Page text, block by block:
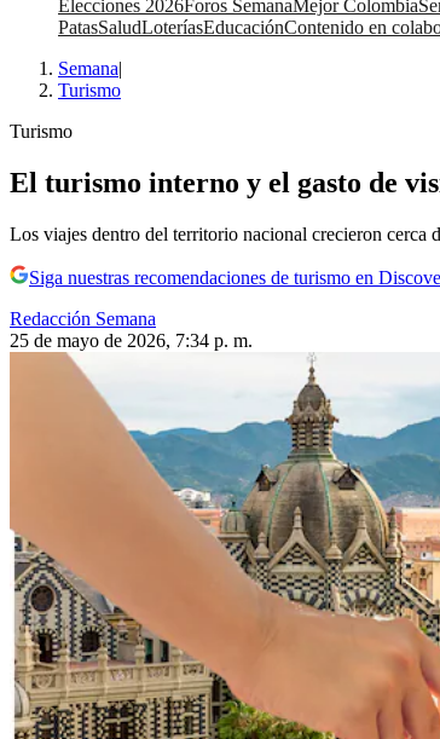
Elecciones 2026Foros SemanaMejor Colombia
PatasSaludLoteríasEducaciónContenido en
Semana|
Turismo
Turismo
El turismo interno y el gasto de
Los viajes dentro del territorio nacional crecieron cerca
Siga nuestras recomendaciones de turismo en
Redacción Semana
25 de mayo de 2026, 7:34 p. m.